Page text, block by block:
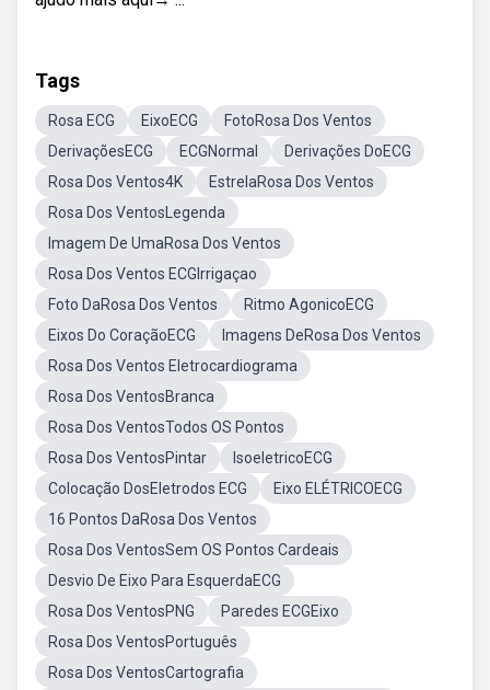
Tags
Rosa ECG EixoECG
FotoRosa Dos Ventos
DerivaçõesECG
ECGNormal
Derivações DoECG
Rosa Dos Ventos4K
EstrelaRosa Dos Ventos
Rosa Dos VentosLegenda
Imagem De UmaRosa Dos Ventos
Rosa Dos Ventos ECGIrrigaçao
Foto DaRosa Dos Ventos
Ritmo AgonicoECG
Eixos Do CoraçãoECG
Imagens DeRosa Dos Ventos
Rosa Dos Ventos Eletrocardiograma
Rosa Dos VentosBranca
Rosa Dos VentosTodos OS Pontos
Rosa Dos VentosPintar
IsoeletricoECG
Colocação DosEletrodos ECG
Eixo ELÉTRICOECG
16 Pontos DaRosa Dos Ventos
Rosa Dos VentosSem OS Pontos Cardeais
Desvio De Eixo Para EsquerdaECG
Rosa Dos VentosPNG
Paredes ECGEixo
Rosa Dos VentosPortuguês
Rosa Dos VentosCartografia